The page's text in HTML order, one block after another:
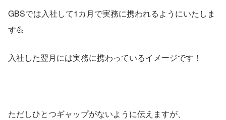
GBSでは入社して1カ月で実務に携われるようにいたしま
す💪
入社した翌月には実務に携わっているイメージです！
ただしひとつギャップがないように伝えますが、